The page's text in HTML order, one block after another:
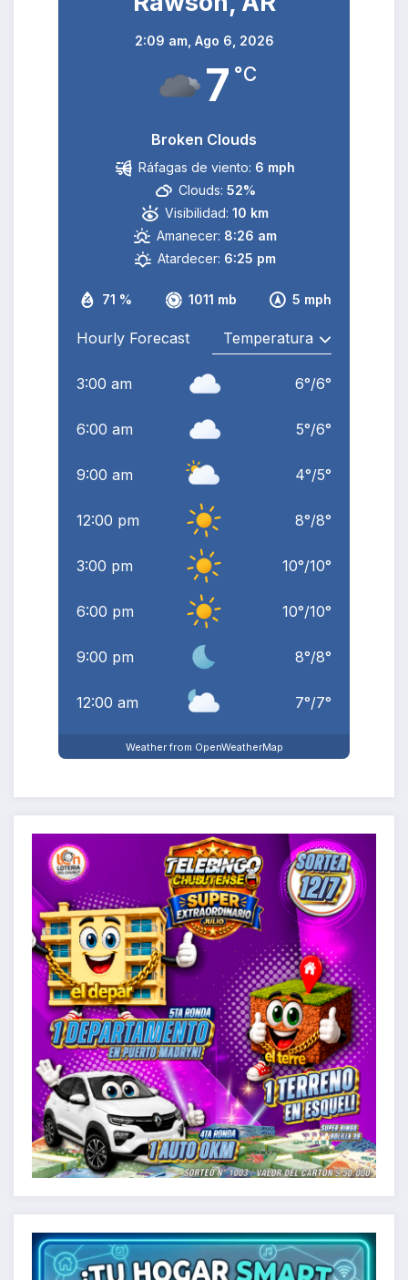
2:09 am, Ago 6, 2026
7 °C
Broken Clouds
71 % 1011 mb 5 mph
Ráfagas de viento: 6 mph
Clouds: 52%
Visibilidad: 10 km
Amanecer: 8:26 am
Atardecer: 6:25 pm
Hourly Forecast
3:00 am 6°/6°
6:00 am 5°/6°
9:00 am 4°/5°
12:00 pm 8°/8°
3:00 pm 10°/10°
6:00 pm 10°/10°
9:00 pm 8°/8°
12:00 am 7°/7°
Weather from OpenWeatherMap